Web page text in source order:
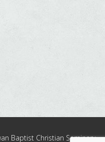
Baptist Christian Seminary.